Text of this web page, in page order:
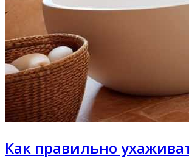
Как правильно